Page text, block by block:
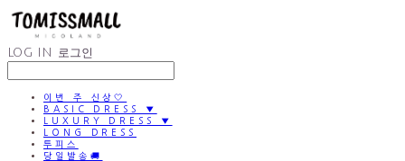
LOG IN 로그인
이번 주 신상🤍
BASIC DRESS ▼
LUXURY DRESS ▼
LONG DRESS
투피스
당일발송🚚